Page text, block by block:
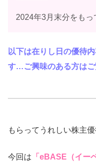
2024年3月末分をも
以下は在りし日の優待
す…ご興味のある方はご
もらってうれしい株主
今回は 「eBASE（イー